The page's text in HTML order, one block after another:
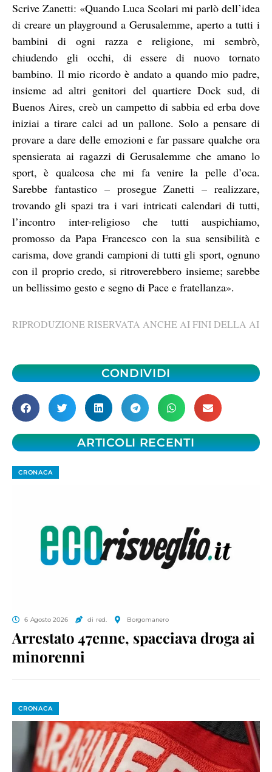
Scrive Zanetti: «Quando Luca Scolari mi parlò dell’idea
di creare un playground a Gerusalemme, aperto a tutti i
bambini di ogni razza e religione, mi sembrò,
chiudendo gli occhi, di essere di nuovo tornato
bambino. Il mio ricordo è andato a quando mio padre,
insieme ad altri genitori del quartiere Dock sud, di
Buenos Aires, creò un campetto di sabbia ed erba dove
iniziai a tirare calci ad un pallone. Solo a pensare di
provare a dare delle emozioni e far passare qualche ora
spensierata ai ragazzi di Gerusalemme che amano lo
sport, è qualcosa che mi fa venire la pelle d’oca.
Sarebbe fantastico – prosegue Zanetti – realizzare,
trovando gli spazi tra i vari intricati calendari di tutti,
l’incontro inter-religioso che tutti auspichiamo,
promosso da Papa Francesco con la sua sensibilità e
carisma, dove grandi campioni di tutti gli sport, ognuno
con il proprio credo, si ritroverebbero insieme; sarebbe
un bellissimo gesto e segno di Pace e fratellanza».
RIPRODUZIONE RISERVATA ANCHE AI FINI DELLA AI
CONDIVIDI
ARTICOLI RECENTI
CRONACA
6 Agosto 2026 di red. Borgomanero
Arrestato 47enne, spacciava droga ai
minorenni
CRONACA